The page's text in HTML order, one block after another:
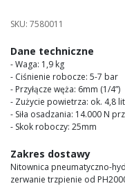
SKU: 7580011
Dane techniczne
- Waga: 1,9 kg
- Ciśnienie robocze: 5-7 bar
- Przyłącze węża: 6mm (1/4”)
- Zużycie powietrza: ok. 4,8
- Siła osadzania: 14.000 N
- Skok roboczy: 25mm
Zakres dostawy
Nitownica pneumatyczno-
zerwanie trzpienie od